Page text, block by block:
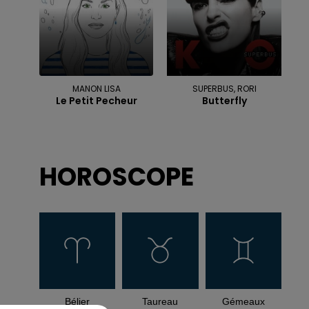
MANON LISA
Le Petit Pecheur
SUPERBUS, RORI
Butterfly
HOROSCOPE
Bélier Taureau Gémeaux